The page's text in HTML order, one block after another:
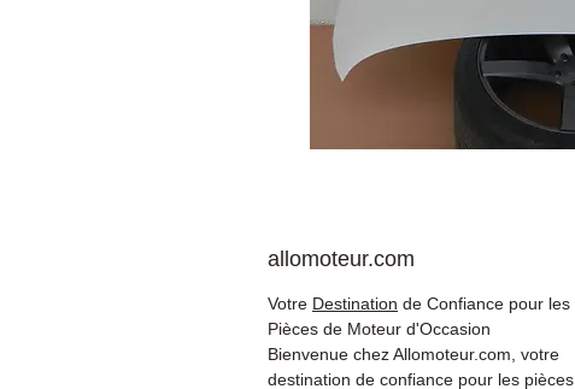
allomoteur.com
Votre Destination de Confiance pour les
Pièces de Moteur d'Occasion
Bienvenue chez Allomoteur.com, votre
destination de confiance pour les pièces